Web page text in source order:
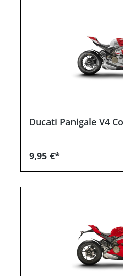
Ducati Panigale V4
9,95 €*